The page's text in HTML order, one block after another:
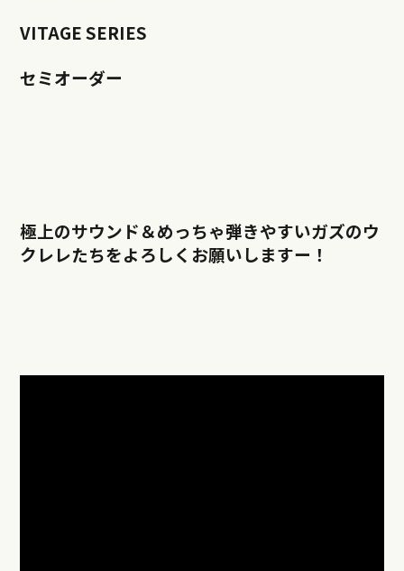
VITAGE SERIES
セミオーダー
極上のサウンド＆めっちゃ弾きやすいガズのウ
クレレたちをよろしくお願いしますー！